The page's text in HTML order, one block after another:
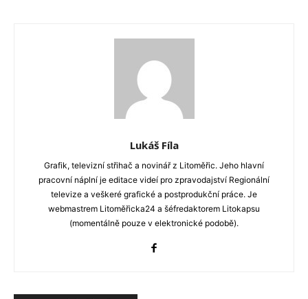
Lukáš Fíla
Grafik, televizní střihač a novinář z Litoměřic. Jeho hlavní
pracovní náplní je editace videí pro zpravodajství Regionální
televize a veškeré grafické a postprodukční práce. Je
webmastrem Litoměřicka24 a šéfredaktorem Litokapsu
(momentálně pouze v elektronické podobě).